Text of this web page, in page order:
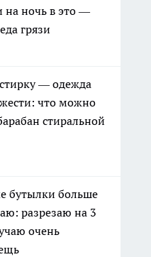
на ночь в это —
грязи
— одежда
что можно
стиральной
бутылки больше
разрезаю на 3
очень